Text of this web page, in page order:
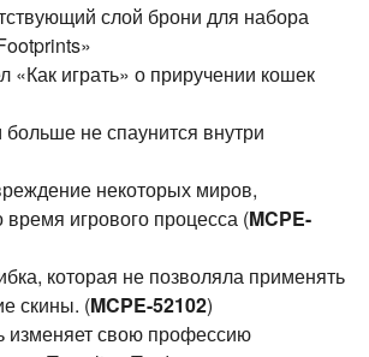
слой брони для набора
«Как играть» о приручении кошек
не спаунится внутри
некоторых миров,
игрового процесса (MCPE-
которая не позволяла применять
скины. (MCPE-52102)
изменяет свою профессию